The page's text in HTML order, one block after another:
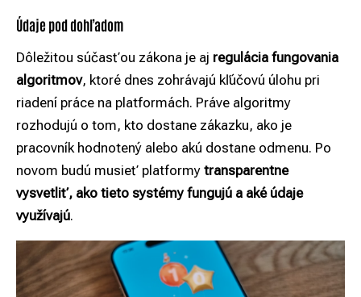
Údaje pod dohľadom
Dôležitou súčasťou zákona je aj regulácia fungovania
algoritmov, ktoré dnes zohrávajú kľúčovú úlohu pri
riadení práce na platformách. Práve algoritmy
rozhodujú o tom, kto dostane zákazku, ako je
pracovník hodnotený alebo akú dostane odmenu. Po
novom budú musieť platformy transparentne
vysvetliť, ako tieto systémy fungujú a aké údaje
využívajú.